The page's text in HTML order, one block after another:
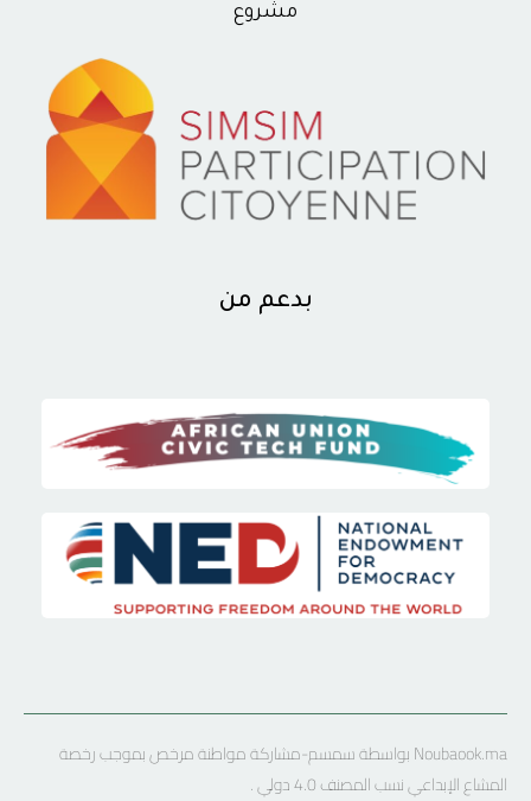
مشروع
بدعم من
Noubaook.ma بواسطة سمسم-مشاركة مواطنة مرخص بموجب رخصة
المشاع الإبداعي نسب المصنف 4.0 دولي .